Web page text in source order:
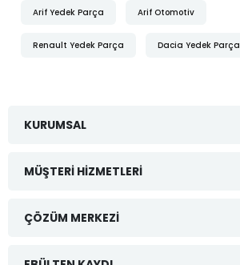
Arif Yedek Parça Arif Otomotiv
Renault Yedek Parça Dacia Yedek Parça
KURUMSAL
MÜŞTERI HIZMETLERI
ÇÖZÜM MERKEZI